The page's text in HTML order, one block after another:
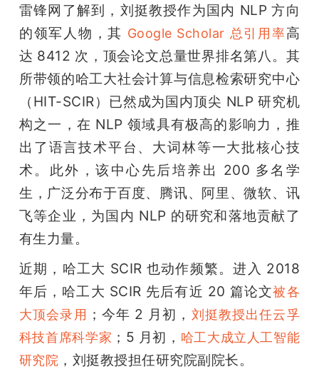
题
爱
机
雷锋网了解到，刘挺教授作为国内 NLP 方向
的领军人物，其 Google Scholar 总引用率高
达 8412 次，顶会论文总量世界排名第八。其
所带领的哈工大社会计算与信息检索研究中心
（HIT-SCIR）已然成为国内顶尖 NLP 研究机
构之一，在 NLP 领域具有极高的影响力，推
出了语言技术平台、大词林等一大批核心技
术。此外，该中心先后培养出 200 多名学
生，广泛分布于百度、腾讯、阿里、微软、讯
飞等企业，为国内 NLP 的研究和落地贡献了
有生力量。
近期，哈工大 SCIR 也动作频繁。进入 2018
年后，哈工大 SCIR 先后有近 20 篇论文被各
大顶会录用 ；今年 2 月初， 刘挺教授出任云孚
科技首席科学家 ；5 月初， 哈工大成立人工智能
研究院 ，刘挺教授担任研究院副院长。